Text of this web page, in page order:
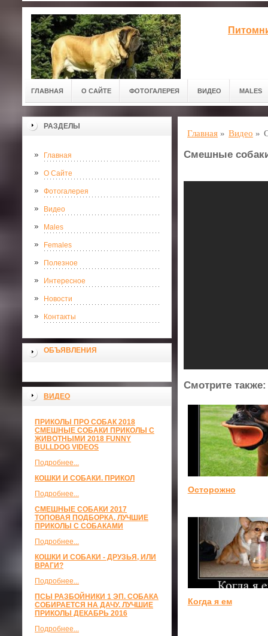
ГЛАВНАЯ О САЙТЕ ФОТОГАЛЕРЕЯ ВИДЕО MALES
РАЗДЕЛЫ
Главная
О Сайте
Фотогалерея
Видео
Males
Females
Полезное
Интересное
Новости
Контакты
ОБЪЯВЛЕНИЯ
ВИДЕО
ПРИКОЛЫ ПРО СОБАК 2018
СМЕШНЫЕ СОБАКИ ПРИКОЛЫ С
ЖИВОТНЫМИ 2018 FUNNY
BULLDOG VIDEOS
Подробнее...
КОШКИ И СОБАКИ. ПРИКОЛ
Подробнее...
СМЕШНЫЕ СОБАКИ 2017
ТОПОВАЯ ПОДБОРКА. ЛУЧШИЕ
ПРИКОЛЫ С СОБАКАМИ
Подробнее...
КОШКИ И СОБАКИ - ДРУЗЬЯ, ИЛИ
ВРАГИ?
Подробнее...
ПСЫ РАЗБОЙНИКИ 1 ЭП. СОБАКА
СОБИРАЕТСЯ НА ДАЧУ. ЛУЧШИЕ
ПРИКОЛЫ ДЕКАБРЬ 2016
Подробнее...
Главная » Видео »
Смешные
Смотрите также:
Осторожно
Когда я ем